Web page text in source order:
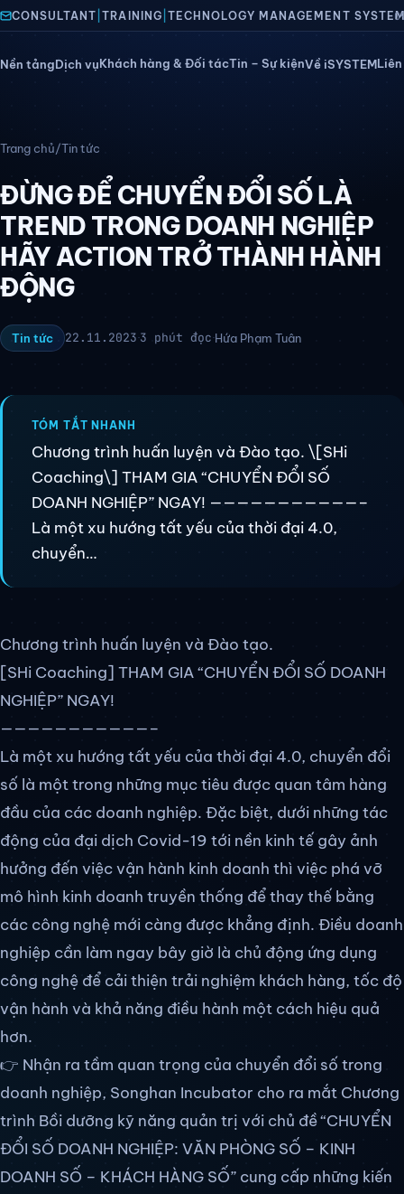
CONSULTANT |TRAINING TECHNOLOGY MANAGEMENT
Nền tảngDịch vụKhách hàng & Đối tácTin – Sự kiệnVề iSYSTEM
WORKIT — Vận hành số
ERP+ Khách sạn – Lưu trú
ERP+ Ô tô – Garage
Dịch vụ
Tư vấn chứng nhận ISO
Tái cấu trúc toàn diện doanh nghiệp
Truyền thông marketing
Về iSYSTEM
Sứ mệnh chúng tôi
Chuyên gia hệ thống
Trang chủ/Tin tức
ĐỪNG ĐỂ CHUYỂN ĐỔI SỐ LÀ
TREND TRONG DOANH NGHIỆP
HÃY ACTION TRỞ THÀNH HÀNH
ĐỘNG
Tin tức 22.11.2023·3 phút đọc·Hứa Phạm Tuân
TÓM TẮT NHANH
Chương trình huấn luyện và Đào tạo. \[SHi
Coaching\] THAM GIA “CHUYỂN ĐỔI SỐ
DOANH NGHIỆP” NGAY! ———————————–
Là một xu hướng tất yếu của thời đại 4.0,
chuyển…
Chương trình huấn luyện và Đào tạo.
[SHi Coaching] THAM GIA “CHUYỂN ĐỔI SỐ DOANH
NGHIỆP” NGAY!
———————————–
Là một xu hướng tất yếu của thời đại 4.0, chuyển đổi
số là một trong những mục tiêu được quan tâm hàng
đầu của các doanh nghiệp. Đặc biệt, dưới những tác
động của đại dịch Covid-19 tới nền kinh tế gây ảnh
hưởng đến việc vận hành kinh doanh thì việc phá vỡ
mô hình kinh doanh truyền thống để thay thế bằng
các công nghệ mới càng được khẳng định. Điều doanh
nghiệp cần làm ngay bây giờ là chủ động ứng dụng
công nghệ để cải thiện trải nghiệm khách hàng, tốc độ
vận hành và khả năng điều hành một cách hiệu quả
hơn.
👉 Nhận ra tầm quan trọng của chuyển đổi số trong
doanh nghiệp, Songhan Incubator cho ra mắt Chương
trình Bồi dưỡng kỹ năng quản trị với chủ đề “CHUYỂN
ĐỔI SỐ DOANH NGHIỆP: VĂN PHÒNG SỐ – KINH
DOANH SỐ – KHÁCH HÀNG SỐ” cung cấp những kiến